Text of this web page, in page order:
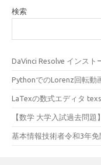
検索
DaVinci Resolve インスト
PythonでのLorenz回転動
LaTexの数式エディタ
【数学 大学入試過去問
基本情報技術者令和3年